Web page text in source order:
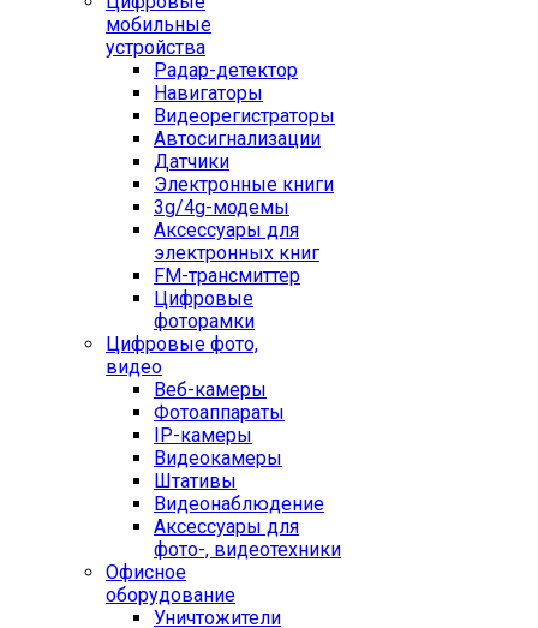
мобильные
устройства
Радар-детектор
Навигаторы
Видеорегистраторы
Автосигнализации
Датчики
Электронные книги
3g/4g-модемы
Аксессуары для
электронных книг
FM-трансмиттер
Цифровые
фоторамки
Цифровые фото,
видео
Веб-камеры
Фотоаппараты
IP-камеры
Видеокамеры
Штативы
Видеонаблюдение
Аксессуары для
фото-, видеотехники
Офисное
оборудование
Уничтожители